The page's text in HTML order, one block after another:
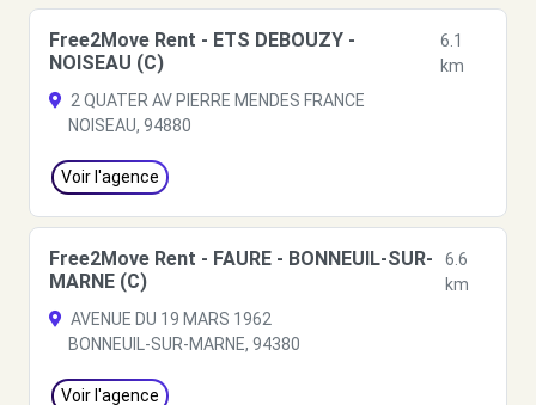
Free2Move Rent - ETS DEBOUZY -
NOISEAU (C)
6.1
km
2 QUATER AV PIERRE MENDES FRANCE
NOISEAU, 94880
Voir l'agence
Free2Move Rent - FAURE - BONNEUIL-SUR-
MARNE (C)
6.6
km
AVENUE DU 19 MARS 1962
BONNEUIL-SUR-MARNE, 94380
Voir l'agence